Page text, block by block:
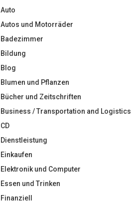
Auto
Autos und Motorräder
Badezimmer
Bildung
Blog
Blumen und Pflanzen
Bücher und Zeitschriften
Business / Transportation and Logistics
CD
Dienstleistung
Einkaufen
Elektronik und Computer
Essen und Trinken
Finanziell